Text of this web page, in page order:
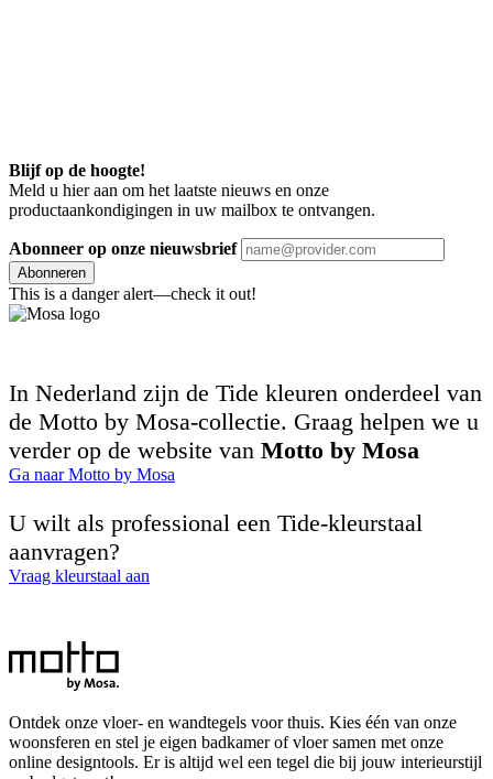
Blijf op de hoogte!
Meld u hier aan om het laatste nieuws en onze
productaankondigingen in uw mailbox te ontvangen.
Abonneer op onze nieuwsbrief
Abonneren
This is a danger alert—check it out!
In Nederland zijn de Tide kleuren onderdeel van
de Motto by Mosa-collectie. Graag helpen we u
verder op de website van Motto by Mosa
Ga naar Motto by Mosa
U wilt als professional een Tide-kleurstaal
aanvragen?
Vraag kleurstaal aan
Ontdek onze vloer- en wandtegels voor thuis. Kies één van onze
woonsferen en stel je eigen badkamer of vloer samen met onze
online designtools. Er is altijd wel een tegel die bij jouw interieurstijl